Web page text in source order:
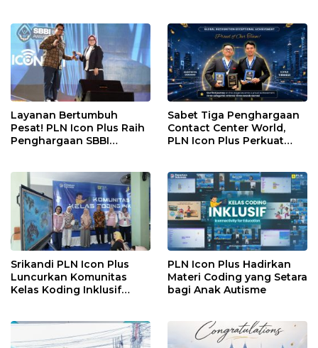
Layanan Bertumbuh
Pesat! PLN Icon Plus Raih
Penghargaan SBBI
Sabet Tiga Penghargaan
Contact Center World,
PLN Icon Plus Perkuat
ICONNET
Srikandi PLN Icon Plus
Luncurkan Komunitas
Kelas Koding Inklusif
PLN Icon Plus Hadirkan
Materi Coding yang Setara
bagi Anak Autisme